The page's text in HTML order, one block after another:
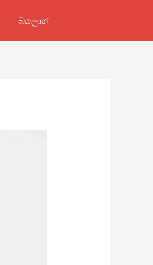
බ්ලොග්